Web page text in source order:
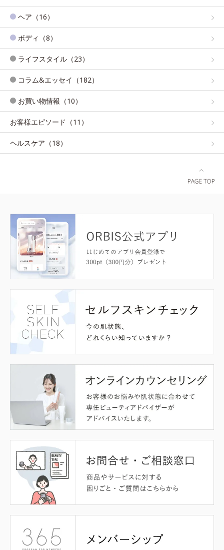
ヘア（16）
ボディ（8）
ライフスタイル（23）
コラム&エッセイ（182）
お買い物情報（10）
お客様エピソード（11）
ヘルスケア（18）